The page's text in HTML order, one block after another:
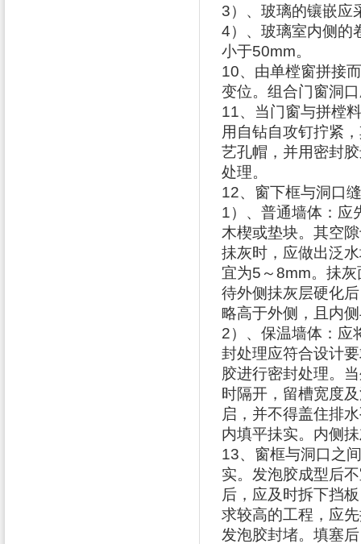
3）、玻璃的镶嵌应
4）、玻璃室内侧的
小于50mm。
10、由单樘窗拼接
变位。组合门窗洞
11、当门窗与拼樘
用自钻自攻钉拧紧
艺孔帽，并用密封
处理。
12、窗下框与洞口
1）、普通墙体：应
木楔或垫块。其空
抺灰时，应做出泛
宜为5 ～8mm。抺
待外侧抺灰层硬化
略高于外侧，且内
2）、保温墙体：应
封处理应符合设计
胶进行密封处理。
时隔开，留槽宽度
启，并不得盖住排
内填平抺实。内侧
13、窗框与洞口之
实。发泡胶成型后
后，应及时拆下挡
求较高的工程，应
发泡胶封堵。填塞